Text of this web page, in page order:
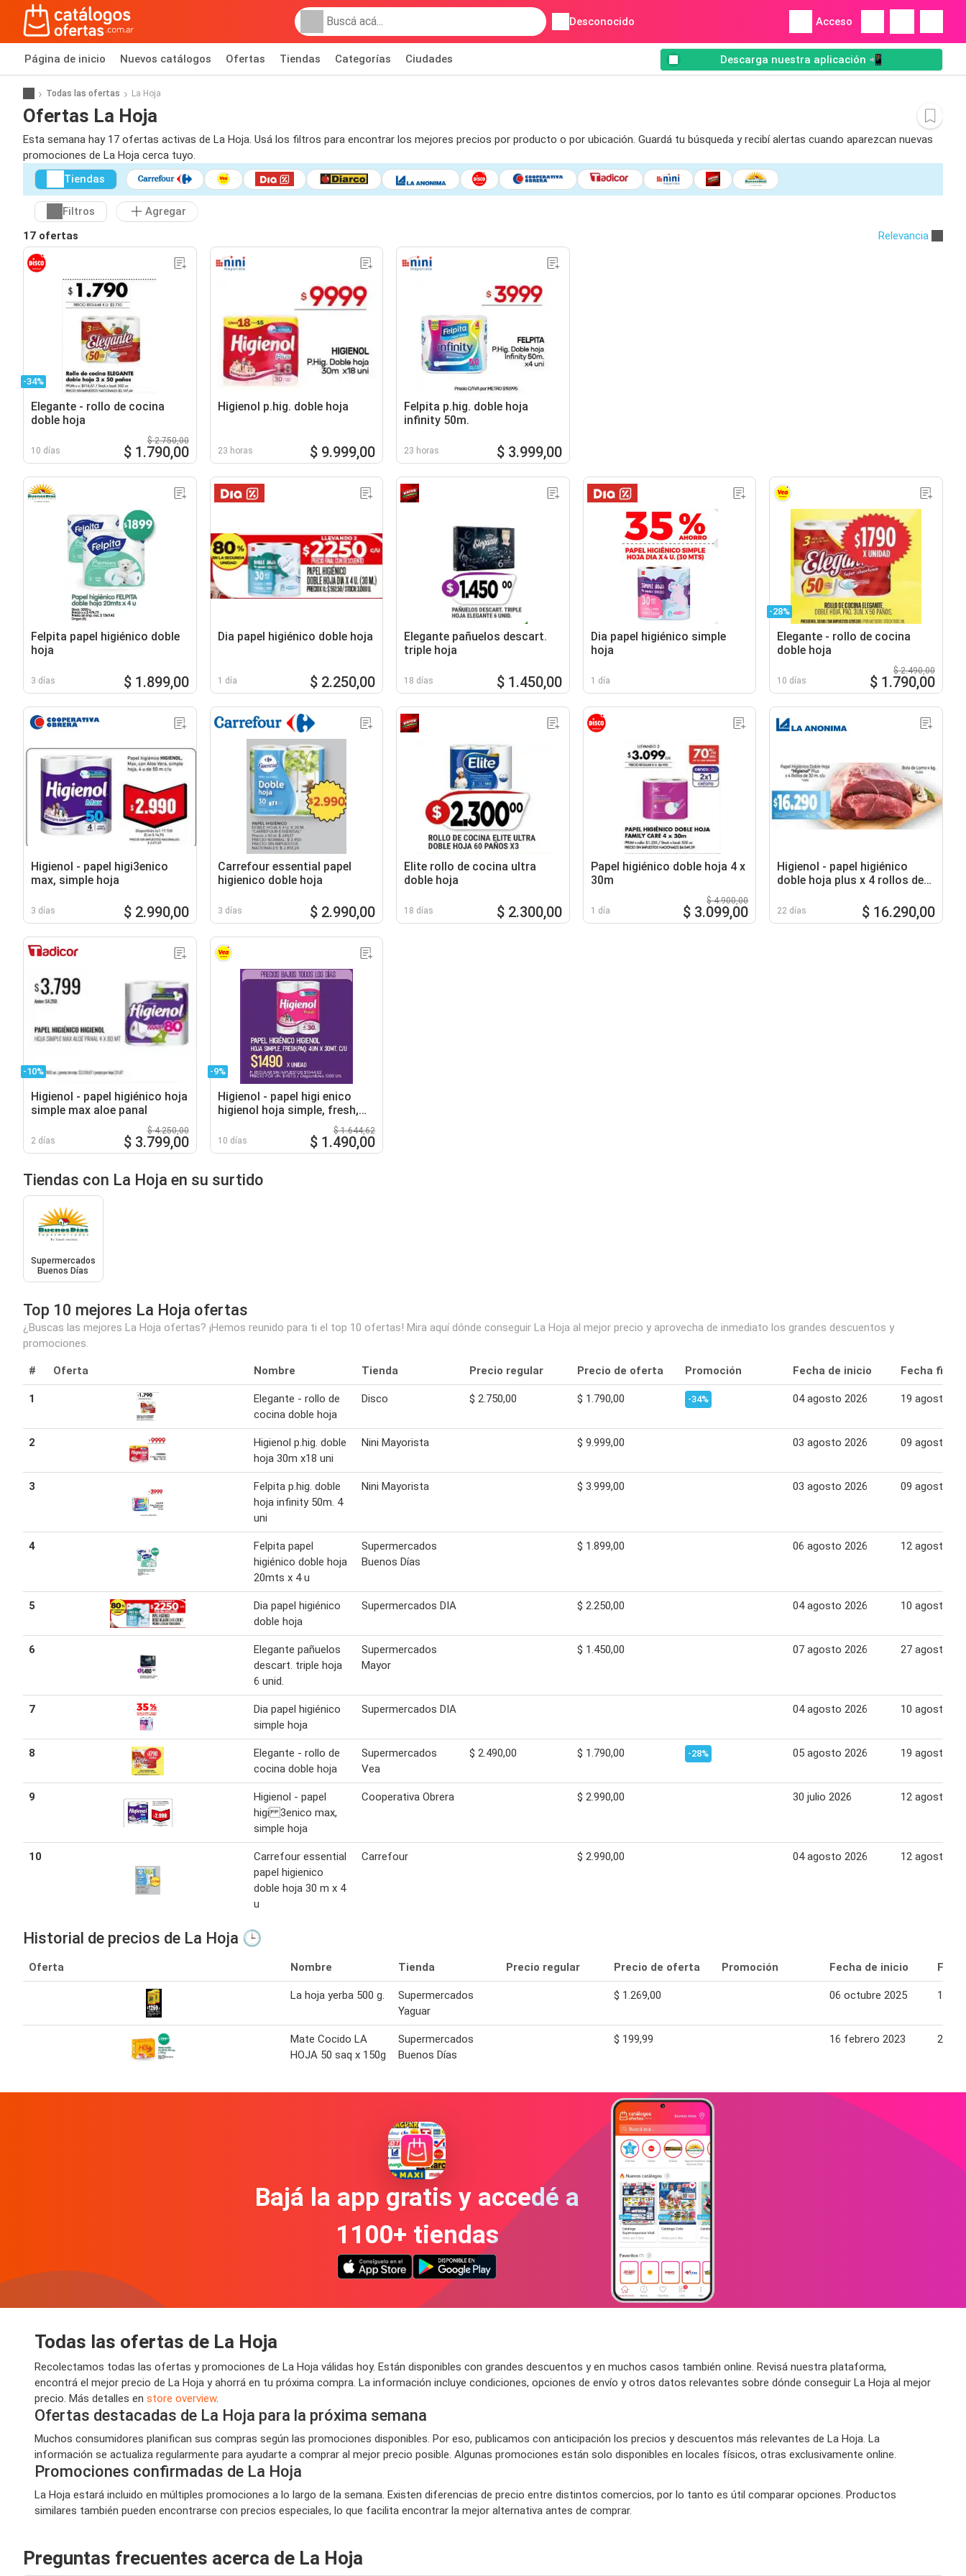
Desconocido Acceso
Página de inicio Nuevos catálogos Ofertas Tiendas Categorías Ciudades Descarga nuestra aplicación 📲
Todas las ofertas La Hoja
Ofertas La Hoja
Esta semana hay 17 ofertas activas de La Hoja. Usá los filtros para encontrar los mejores precios por producto o por ubicación. Guardá tu búsqueda y recibí alertas cuando aparezcan nuevas
promociones de La Hoja cerca tuyo.
Tiendas
Filtros
Agregar
17 ofertas
Relevancia
-34%
Elegante - rollo de cocina
doble hoja
10 días
$ 2.750,00
$ 1.790,00
Higienol p.hig. doble hoja
23 horas $ 9.999,00
Felpita p.hig. doble hoja
infinity 50m.
23 horas $ 3.999,00
Felpita papel higiénico doble
hoja
3 días $ 1.899,00
Dia papel higiénico doble hoja
1 día $ 2.250,00
Elegante pañuelos descart.
triple hoja
18 días $ 1.450,00
Dia papel higiénico simple
hoja
1 día
-28%
Elegante - rollo de cocina
doble hoja
10 días
$ 2.490,00
$ 1.790,00
Higienol - papel higi 3enico
max, simple hoja
3 días $ 2.990,00
Carrefour essential papel
higienico doble hoja
3 días $ 2.990,00
Elite rollo de cocina ultra
doble hoja
18 días $ 2.300,00
Papel higiénico doble hoja 4 x
30m
1 día
$ 4.900,00
$ 3.099,00
Higienol - papel higiénico
doble hoja plus x 4 rollos de
22 días $ 16.290,00
-10%
Higienol - papel higiénico hoja
simple max aloe panal
2 días
$ 4.250,00
$ 3.799,00
-9%
Higienol - papel higi enico
higienol hoja simple, fresh,
10 días
$ 1.644,62
$ 1.490,00
Tiendas con La Hoja en su surtido
Supermercados
Buenos Días
Top 10 mejores La Hoja ofertas
¿Buscas las mejores La Hoja ofertas? ¡Hemos reunido para ti el top 10 ofertas! Mira aquí dónde conseguir La Hoja al mejor precio y aprovecha de inmediato los grandes descuentos y
promociones.
# Oferta Nombre Tienda Precio regular Precio de oferta Promoción Fecha de inicio Fecha final
1
Elegante - rollo de
cocina doble hoja
Disco $ 2.750,00 $ 1.790,00 -34% 04 agosto 2026 19 agosto
2
Higienol p.hig. doble
hoja 30m x18 uni
Nini Mayorista $ 9.999,00 03 agosto 2026 09 agosto
3
Felpita p.hig. doble
hoja infinity 50m. 4
uni
Nini Mayorista $ 3.999,00 03 agosto 2026 09 agosto
4
Felpita papel
higiénico doble hoja
20mts x 4 u
Supermercados
Buenos Días
$ 1.899,00 06 agosto 2026 12 agosto
5
Dia papel higiénico
doble hoja
Supermercados DIA $ 2.250,00 04 agosto 2026 10 agosto
6
Elegante pañuelos
descart. triple hoja
6 unid.
Supermercados
Mayor
$ 1.450,00 07 agosto 2026 27 agosto
7
Dia papel higiénico
simple hoja
Supermercados DIA 04 agosto 2026 10 agosto
8
Elegante - rollo de
cocina doble hoja
Supermercados
Vea
$ 2.490,00 $ 1.790,00 -28% 05 agosto 2026 19 agosto
9
Higienol - papel
higi 3enico max,
simple hoja
Cooperativa Obrera $ 2.990,00 30 julio 2026 12 agosto
10
Carrefour essential
papel higienico
doble hoja 30 m x 4
u
Carrefour $ 2.990,00 04 agosto 2026 12 agosto
Historial de precios de La Hoja 🕒
Oferta Nombre Tienda Precio regular Precio de oferta Promoción Fecha de inicio
La hoja yerba 500 g.
Supermercados
Yaguar
$ 1.269,00 06 octubre 2025 12
Mate Cocido LA
HOJA 50 saq x 150g
Supermercados
Buenos Días
$ 199,99 16 febrero 2023 22
Bajá la app gratis y accedé a
1100+ tiendas
Todas las ofertas de La Hoja
Recolectamos todas las ofertas y promociones de La Hoja válidas hoy. Están disponibles con grandes descuentos y en muchos casos también online. Revisá nuestra plataforma,
encontrá el mejor precio de La Hoja y ahorrá en tu próxima compra. La información incluye condiciones, opciones de envío y otros datos relevantes sobre dónde conseguir La Hoja al mejor
precio. Más detalles en store overview.
Ofertas destacadas de La Hoja para la próxima semana
Muchos consumidores planifican sus compras según las promociones disponibles. Por eso, publicamos con anticipación los precios y descuentos más relevantes de La Hoja. La
información se actualiza regularmente para ayudarte a comprar al mejor precio posible. Algunas promociones están solo disponibles en locales físicos, otras exclusivamente online.
Promociones confirmadas de La Hoja
La Hoja estará incluido en múltiples promociones a lo largo de la semana. Existen diferencias de precio entre distintos comercios, por lo tanto es útil comparar opciones. Productos
similares también pueden encontrarse con precios especiales, lo que facilita encontrar la mejor alternativa antes de comprar.
Preguntas frecuentes acerca de La Hoja